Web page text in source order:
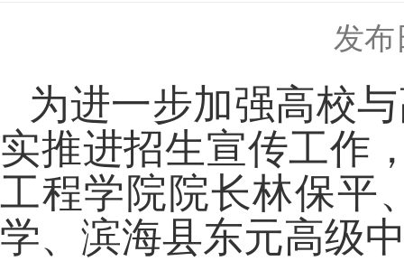
发布
为进一步加强高校与
实推进招生宣传工作
工程学院院长林保平
学、滨海县东元高级